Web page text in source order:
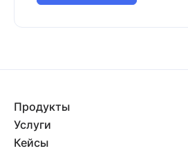
Продукты
Услуги
Кейсы